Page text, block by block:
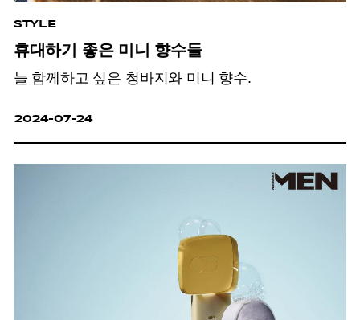
STYLE
휴대하기 좋은 미니 향수들
늘 함께하고 싶은 청바지와 미니 향수.
2024-07-24